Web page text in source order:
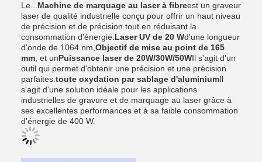
Le... Machine de marquage au laser à fibreest un graveur
laser de qualité industrielle conçu pour offrir un haut niveau
de précision et de précision tout en réduisant la
consommation d'énergie. Laser UV de 20 Wd'une longueur
d'onde de 1064 nm, Objectif de mise au point de 165
mm , et unPuissance laser de 20W/30W/50WIl s'agit d'un
outil qui permet d'obtenir une précision et une précision
parfaites. toute oxydation par sablage d'aluminiumIl
s'agit d'une solution idéale pour les applications
industrielles de gravure et de marquage au laser grâce à
ses excellentes performances et à sa faible consommation
d'énergie de 400 W.